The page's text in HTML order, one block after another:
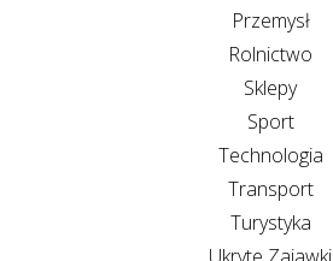
Przemysł
Rolnictwo
Sklepy
Sport
Technologia
Transport
Turystyka